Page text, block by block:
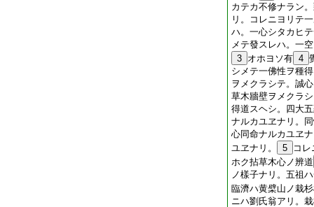
カテカ不修ナラン
リ。コレニヨリテ
ハ。一心シタカヒ
メテ發スレハ。一
3 オホヨソ有 4
シメテ一佛性ヲ種
ヲメクラシテ。誠
草木牆壁ヲメクラ
得道スヘシ。四大
ナルカユヱナリ。
心同命ナルカユヱ
ユヱナリ。
5
コ
ホク拈草木心ノ辨道
ノ樣子ナリ。五祖
臨濟ハ黄檗山ノ栽
ニハ劉氏翁アリ。